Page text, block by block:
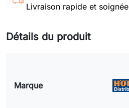
Livraison rapide et soignée
Détails du produit
Marque